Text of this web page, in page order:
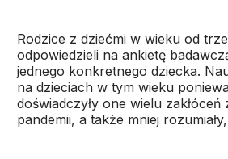
Rodzice z dziećmi w wieku od
odpowiedzieli na ankietę
jednego konkretnego dziecka.
na dzieciach w tym wieku
doświadczyły one wielu
pandemii, a także mniej